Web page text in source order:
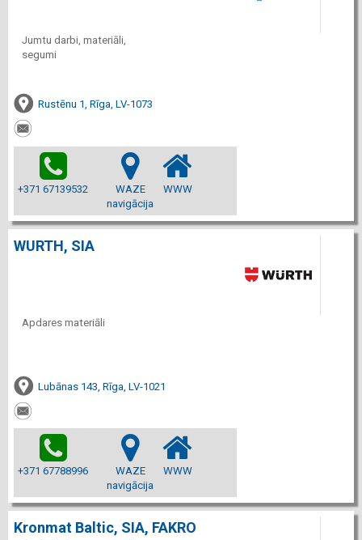
Jumtu darbi, materiāli,
segumi
Rustēnu 1, Rīga, LV-1073
+371 67139532
WAZE
navigācija
WWW
WURTH, SIA
Apdares materiāli
Lubānas 143, Rīga, LV-1021
+371 67788996
WAZE
navigācija
WWW
Kronmat Baltic, SIA, FAKRO